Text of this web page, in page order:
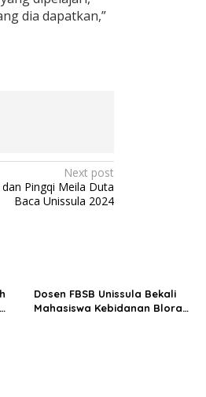
dia dapatkan,”
Next post
Pingqi Meila Duta
Baca Unissula 2024
Dosen FBSB Unissula Bekali
Mahasiswa Kebidanan Blora
Ini Dia Hubungan Partai Garuda
dengan Gerindra